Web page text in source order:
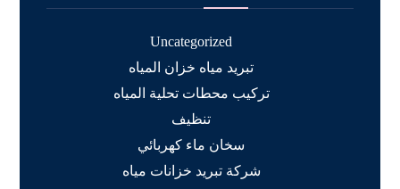
Uncategorized
تبريد مياه خزان المياه
تركيب محطات تحلية المياه
تنظيف
سخان ماء كهربائي
شركة تبريد خزانات مياه